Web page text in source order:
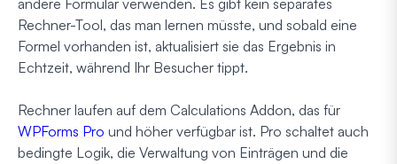
Rechner-Tool, das man lernen müsste, und sobald eine
Formel vorhanden ist, aktualisiert sie das Ergebnis in
Echtzeit, während Ihr Besucher tippt.
Rechner laufen auf dem Calculations Addon, das für
WPForms Pro und höher verfügbar ist. Pro schaltet auch
bedingte Logik, die Verwaltung von Einträgen und die